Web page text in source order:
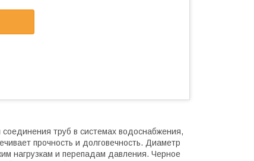
труб в системах водоснабжения,
прочность и долговечность. Диаметр
нагрузкам и перепадам давления. Черное